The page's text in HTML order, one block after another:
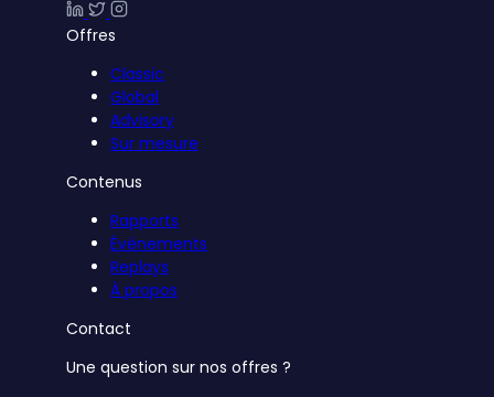
Offres
Classic
Global
Advisory
Sur mesure
Contenus
Rapports
Événements
Replays
À propos
Contact
Une question sur nos offres ?